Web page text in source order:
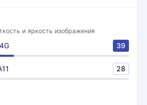
и яркость изображения
39
28